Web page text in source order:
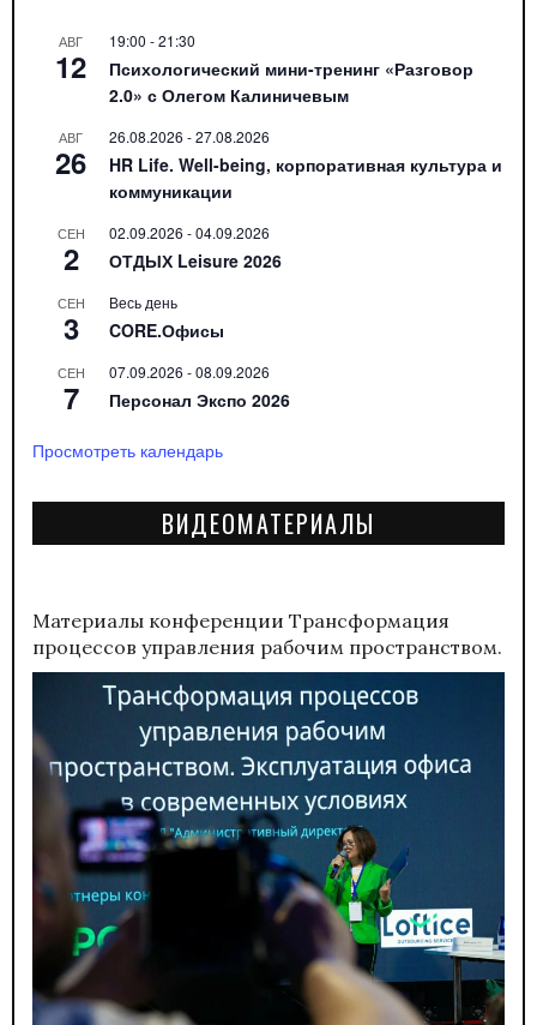
АВГ
12
19:00 -21:30
Психологический мини-тренинг «Разговор
2.0» с Олегом Калиничевым
АВГ
26
26.08.2026 -27.08.2026
HR Life. Well-being, корпоративная культура и
коммуникации
СЕН
2
02.09.2026 -04.09.2026
ОТДЫХ Leisure 2026
СЕН
3
Весь день
CORE.Офисы
СЕН
7
07.09.2026 -08.09.2026
Персонал Экспо 2026
Просмотреть календарь
ВИДЕОМАТЕРИАЛЫ
Материалы конференции Трансформация
процессов управления рабочим пространством.